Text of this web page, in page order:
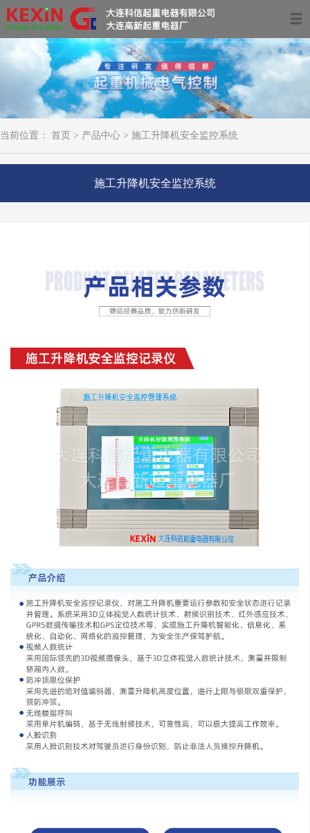
首页
关于我们
产品中心
服务领域及案例
当前位置： 首页 > 产品中心 > 施工升降机安全监控系统
施工升降机安全监控系统